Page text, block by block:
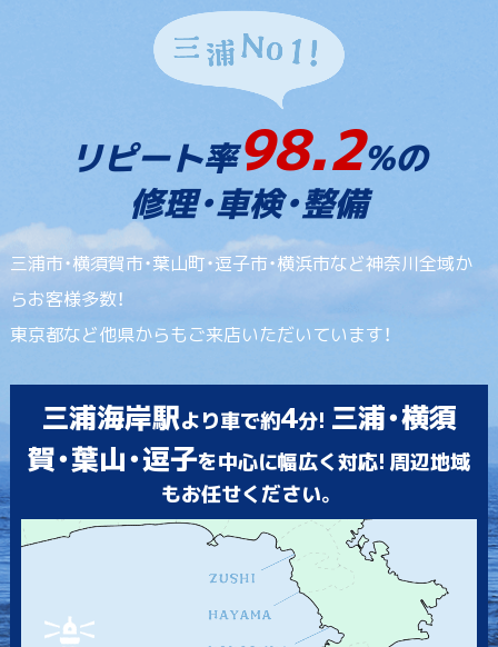
リピート率98.2%の
修理・車検・整備
三浦市・横須賀市・葉山町・逗子市・横浜市など神奈川全域か
らお客様多数！
東京都など他県からもご来店いただいています！
三浦海岸駅より車で約4分! 三浦・横須
賀・葉山・逗子を中心に幅広く対応! 周辺地域
もお任せください。